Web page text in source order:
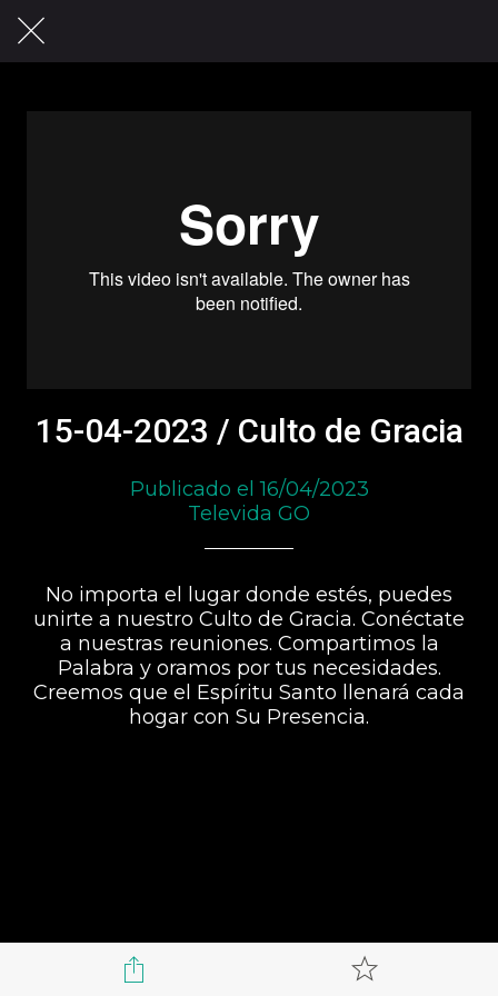
15-04-2023 / Culto de Gracia
Publicado el 16/04/2023
Televida GO
No importa el lugar donde estés, puedes
unirte a nuestro Culto de Gracia. Conéctate
a nuestras reuniones. Compartimos la
Palabra y oramos por tus necesidades.
Creemos que el Espíritu Santo llenará cada
hogar con Su Presencia.